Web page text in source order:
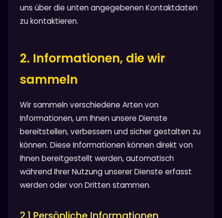
uns über die unten angegebenen Kontaktdaten
zu kontaktieren.
2. Informationen, die wir
sammeln
Wir sammeln verschiedene Arten von
Informationen, um Ihnen unsere Dienste
bereitstellen, verbessern und sicher gestalten zu
können. Diese Informationen können direkt von
Ihnen bereitgestellt werden, automatisch
während Ihrer Nutzung unserer Dienste erfasst
werden oder von Dritten stammen.